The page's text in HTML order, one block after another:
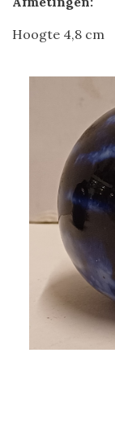
Hoogte 4,8 cm